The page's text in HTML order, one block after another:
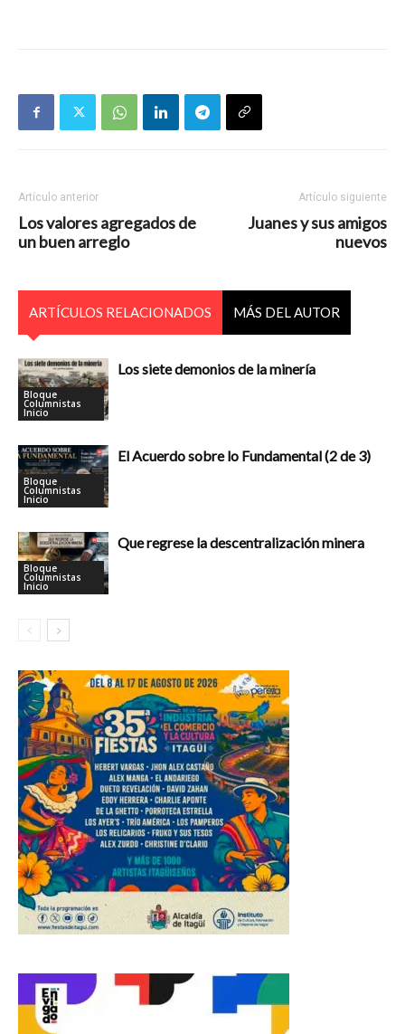
Artículo anterior
Los valores agregados de
un buen arreglo
Artículo siguiente
Juanes y sus amigos
nuevos
ARTÍCULOS RELACIONADOS MÁS DEL AUTOR
Bloque
Columnistas
Inicio
Los siete demonios de la minería
Bloque
Columnistas
Inicio
El Acuerdo sobre lo Fundamental (2 de 3)
Bloque
Columnistas
Inicio
Que regrese la descentralización minera